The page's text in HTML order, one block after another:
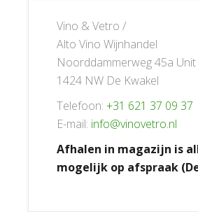
Vino & Vetro /
Alto Vino Wijnhandel
Noorddammerweg 45a Unit
1424 NW De Kwakel
Telefoon: +31 621 37 09 37
E-mail: info@vinovetro.nl
Afhalen in magazijn is
mogelijk op afspraak